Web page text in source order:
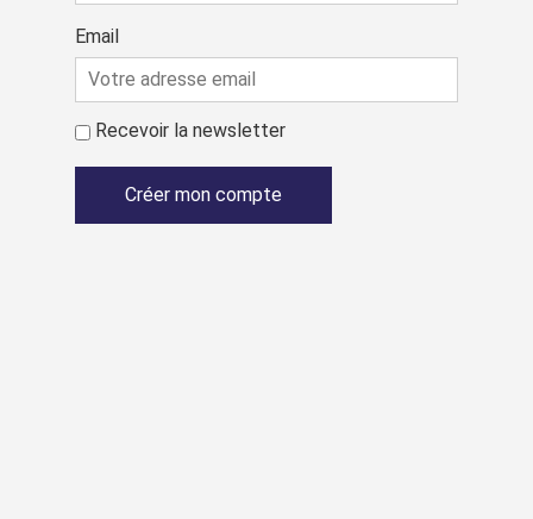
Email
Recevoir la newsletter